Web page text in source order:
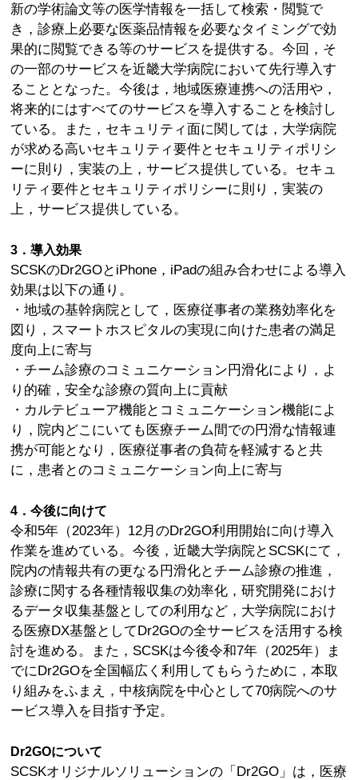
新の学術論文等の医学情報を一括して検索・閲覧で
き，診療上必要な医薬品情報を必要なタイミングで効
果的に閲覧できる等のサービスを提供する。今回，そ
の一部のサービスを近畿大学病院において先行導入す
ることとなった。今後は，地域医療連携への活用や，
将来的にはすべてのサービスを導入することを検討し
ている。また，セキュリティ面に関しては，大学病院
が求める高いセキュリティ要件とセキュリティポリシ
ーに則り，実装の上，サービス提供している。セキュ
リティ要件とセキュリティポリシーに則り，実装の
上，サービス提供している。
3．導入効果
SCSKのDr2GOとiPhone，iPadの組み合わせによる導入
効果は以下の通り。
・地域の基幹病院として，医療従事者の業務効率化を
図り，スマートホスピタルの実現に向けた患者の満足
度向上に寄与
・チーム診療のコミュニケーション円滑化により，よ
り的確，安全な診療の質向上に貢献
・カルテビューア機能とコミュニケーション機能によ
り，院内どこにいても医療チーム間での円滑な情報連
携が可能となり，医療従事者の負荷を軽減すると共
に，患者とのコミュニケーション向上に寄与
4．今後に向けて
令和5年（2023年）12月のDr2GO利用開始に向け導入
作業を進めている。今後，近畿大学病院とSCSKにて，
院内の情報共有の更なる円滑化とチーム診療の推進，
診療に関する各種情報収集の効率化，研究開発におけ
るデータ収集基盤としての利用など，大学病院におけ
る医療DX基盤としてDr2GOの全サービスを活用する検
討を進める。また，SCSKは今後令和7年（2025年）ま
でにDr2GOを全国幅広く利用してもらうために，本取
り組みをふまえ，中核病院を中心として70病院へのサ
ービス導入を目指す予定。
Dr2GOについて
SCSKオリジナルソリューションの「Dr2GO」は，医療